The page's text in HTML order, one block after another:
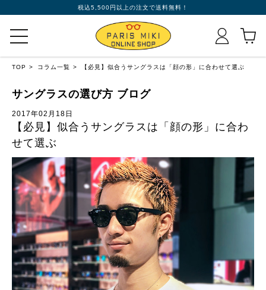
税込5,500円以上の注文で送料無料！
TOP コラム一覧 【必見】似合うサングラスは「顔の形」に合わせて選ぶ
サングラスの選び方 ブログ
2017年02月18日
【必見】似合うサングラスは「顔の形」に合わ
せて選ぶ